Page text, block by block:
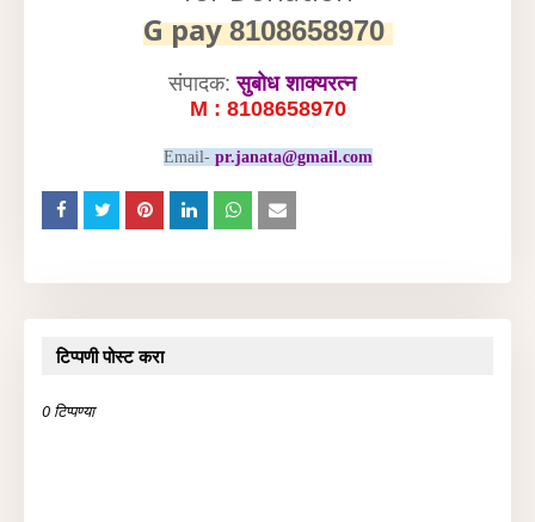
G pay8108658970
संपादक:सुबोध शाक्यरत्न
M : 8108658970
Email- pr.janata@gmail.com
टिप्पणी पोस्ट करा
0 टिप्पण्या